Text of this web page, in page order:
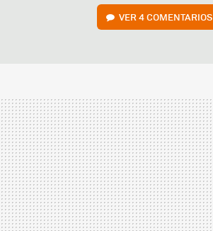
VER 4 COMENTARIOS